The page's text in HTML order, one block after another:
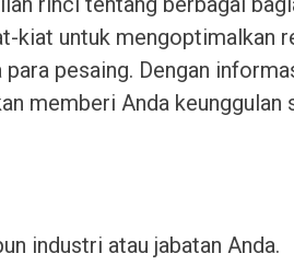
kiat untuk mengoptimalkan
pesaing. Dengan
memberi Anda
industri atau jabatan Anda.